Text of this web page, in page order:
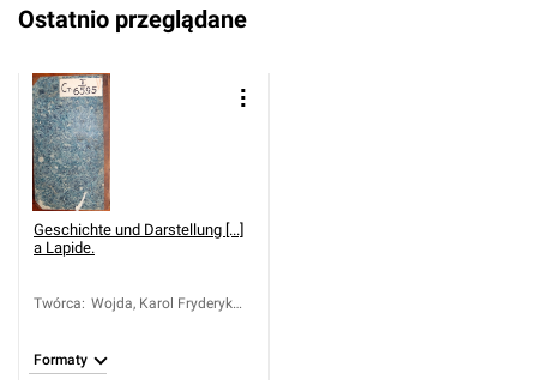
Ostatnio przeglądane
Geschichte und Darstellung [...]
a Lapide.
Twórca: Wojda, Karol Fryderyk
Formaty